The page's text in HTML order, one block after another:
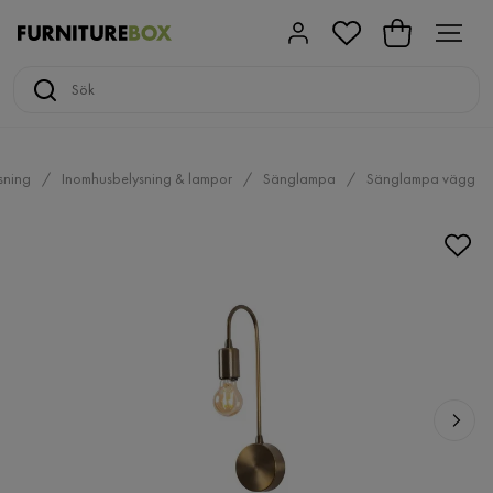
Inomhusbelysning & lampor Sänglampa Sänglampa vägg